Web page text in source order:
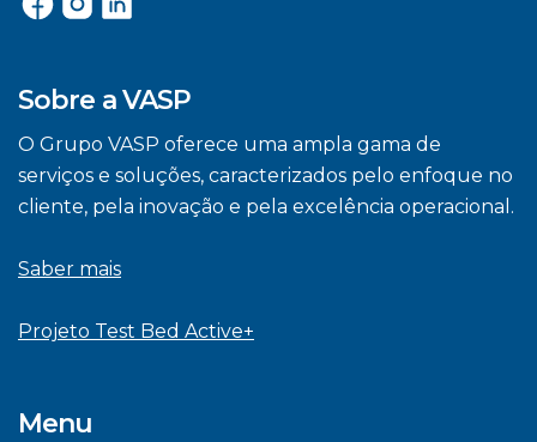
Sobre a VASP
O Grupo VASP oferece uma ampla gama de
serviços e soluções, caracterizados pelo enfoque no
cliente, pela inovação e pela excelência operacional.
Saber mais
Projeto Test Bed Active+
Menu